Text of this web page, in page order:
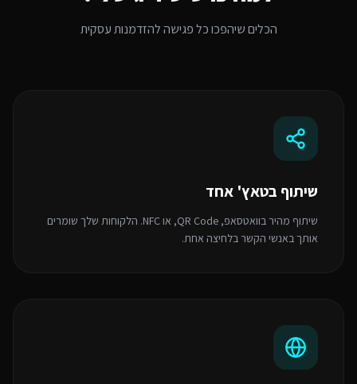
הכלים שיהפכו כל פגישה להזדמנות עסקית
שיתוף בטאץ' אחד
שיתוף מהיר בוואטסאפ, QR Code, או NFC. הלקוחות שלך שומרים
אותך באנשי הקשר בלחיצה אחת.